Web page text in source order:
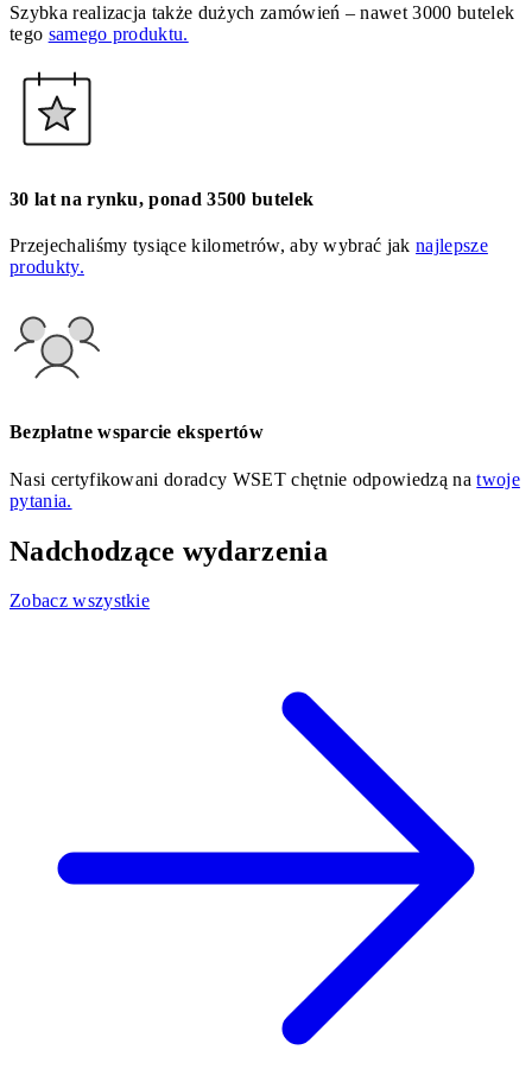
Szybka realizacja także dużych zamówień – nawet 3000 butelek
tego samego produktu.
30 lat na rynku, ponad 3500 butelek
Przejechaliśmy tysiące kilometrów, aby wybrać jaknajlepsze
produkty.
Bezpłatne wsparcie ekspertów
Nasi certyfikowani doradcy WSET chętnie odpowiedzą natwoje
pytania.
Nadchodzące wydarzenia
Zobacz wszystkie